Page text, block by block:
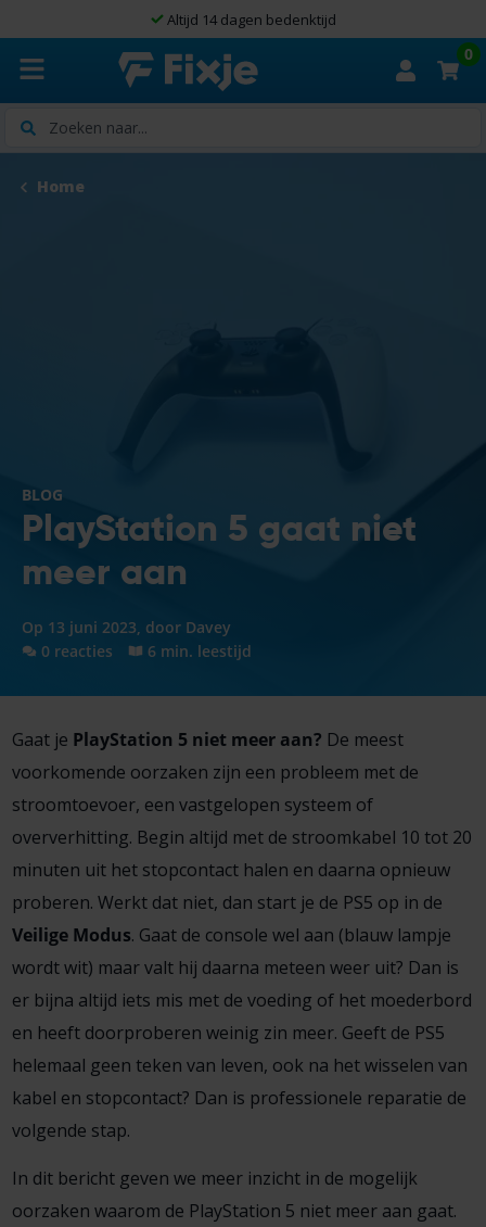
Altijd 14 dagen bedenktijd
Zoeken
0
Home
BLOG
PlayStation 5 gaat niet
meer aan
Op 13 juni 2023, door Davey
0 reacties
6 min. leestijd
Gaat je PlayStation 5 niet meer aan? De meest
voorkomende oorzaken zijn een probleem met de
stroomtoevoer, een vastgelopen systeem of
oververhitting. Begin altijd met de stroomkabel 10 tot 20
minuten uit het stopcontact halen en daarna opnieuw
proberen. Werkt dat niet, dan start je de PS5 op in de
Veilige Modus. Gaat de console wel aan (blauw lampje
wordt wit) maar valt hij daarna meteen weer uit? Dan is
er bijna altijd iets mis met de voeding of het moederbord
en heeft doorproberen weinig zin meer. Geeft de PS5
helemaal geen teken van leven, ook na het wisselen van
kabel en stopcontact? Dan is professionele reparatie de
volgende stap.
In dit bericht geven we meer inzicht in de mogelijk
oorzaken waarom de PlayStation 5 niet meer aan gaat.